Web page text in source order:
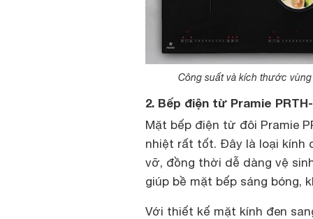
Công suất và kích thước
2. Bếp điện từ Pramie
Mặt bếp điện từ đôi Pramie
nhiệt rất tốt. Đây là loại kính
vỡ, đồng thời dễ dàng vệ
giúp bề mặt bếp sáng bóng,
Với thiết kế mặt kính đen